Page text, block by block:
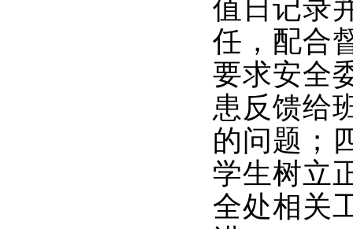
值日记录
任，配合
要求安全
患反馈给
的问题；
学生树立
全处相关